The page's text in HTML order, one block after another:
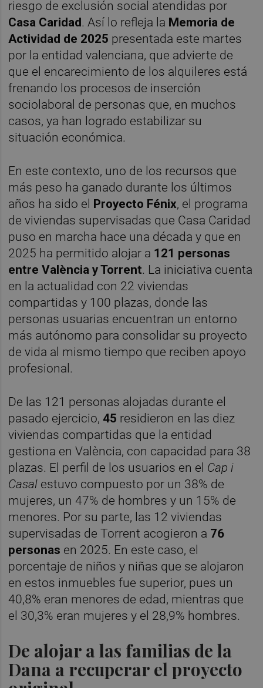
riesgo de exclusión social atendidas por
Casa Caridad. Así lo refleja la Memoria de
Actividad de 2025 presentada este martes
por la entidad valenciana, que advierte de
que el encarecimiento de los alquileres está
frenando los procesos de inserción
sociolaboral de personas que, en muchos
casos, ya han logrado estabilizar su
situación económica.
En este contexto, uno de los recursos que
más peso ha ganado durante los últimos
años ha sido el Proyecto Fénix, el programa
de viviendas supervisadas que Casa Caridad
puso en marcha hace una década y que en
2025 ha permitido alojar a 121 personas
entre València y Torrent. La iniciativa cuenta
en la actualidad con 22 viviendas
compartidas y 100 plazas, donde las
personas usuarias encuentran un entorno
más autónomo para consolidar su proyecto
de vida al mismo tiempo que reciben apoyo
profesional.
De las 121 personas alojadas durante el
pasado ejercicio, 45 residieron en las diez
viviendas compartidas que la entidad
gestiona en València, con capacidad para 38
plazas. El perfil de los usuarios en el Cap i
Casal estuvo compuesto por un 38% de
mujeres, un 47% de hombres y un 15% de
menores. Por su parte, las 12 viviendas
supervisadas de Torrent acogieron a 76
personas en 2025. En este caso, el
porcentaje de niños y niñas que se alojaron
en estos inmuebles fue superior, pues un
40,8% eran menores de edad, mientras que
el 30,3% eran mujeres y el 28,9% hombres.
De alojar a las familias de la
Dana a recuperar el proyecto